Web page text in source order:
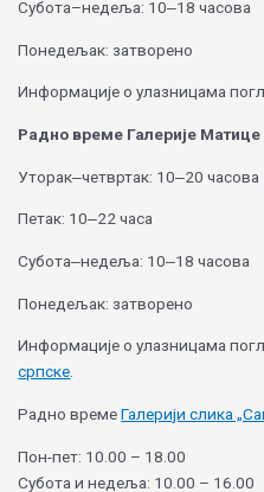
Субота–недеља: 10‒18 часова
Понедељак: затворено
Информације о улазницама
Радно време Галерије Матице
Уторак‒четвртак: 10‒20 часова
Петак: 10‒22 часа
Субота‒недеља: 10‒18 часова
Понедељак: затворено
Информације о улазницама
српске.
Радно времеГалерији слика
Пон-пет: 10.00 – 18.00
Субота и недеља: 10.00 – 16.00